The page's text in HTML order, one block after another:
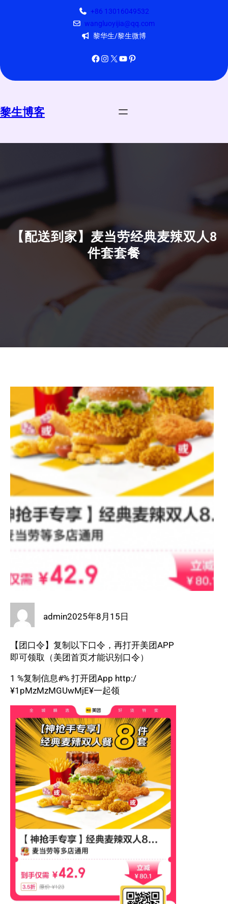
+86 13016049532
wangluoyijia@qq.com
黎华生/黎生微博
Facebook Instagram X YouTube Pinterest
黎生博客
【配送到家】麦当劳经典麦辣双人8
件套套餐
admin2025年8月15日
【团口令】复制以下口令，再打开美团APP
即可领取（美团首页才能识别口令）
1 %复制信息#% 打开团App http:/
¥1pMzMzMGUwMjE¥一起领